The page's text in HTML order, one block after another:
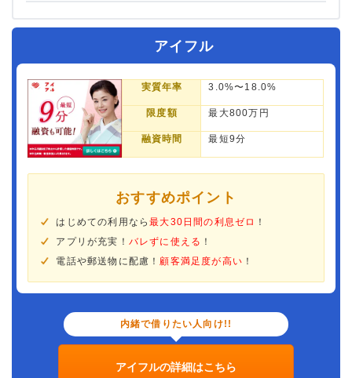
アイフル
実質年率 3.0%〜18.0%
限度額 最大800万円
融資時間 最短9分
おすすめポイント
はじめての利用なら最大30日間の利息ゼロ ！
アプリが充実！ バレずに使える ！
電話や郵送物に配慮！ 顧客満足度が高い ！
内緒で借りたい人向け!!
アイフルの詳細はこちら